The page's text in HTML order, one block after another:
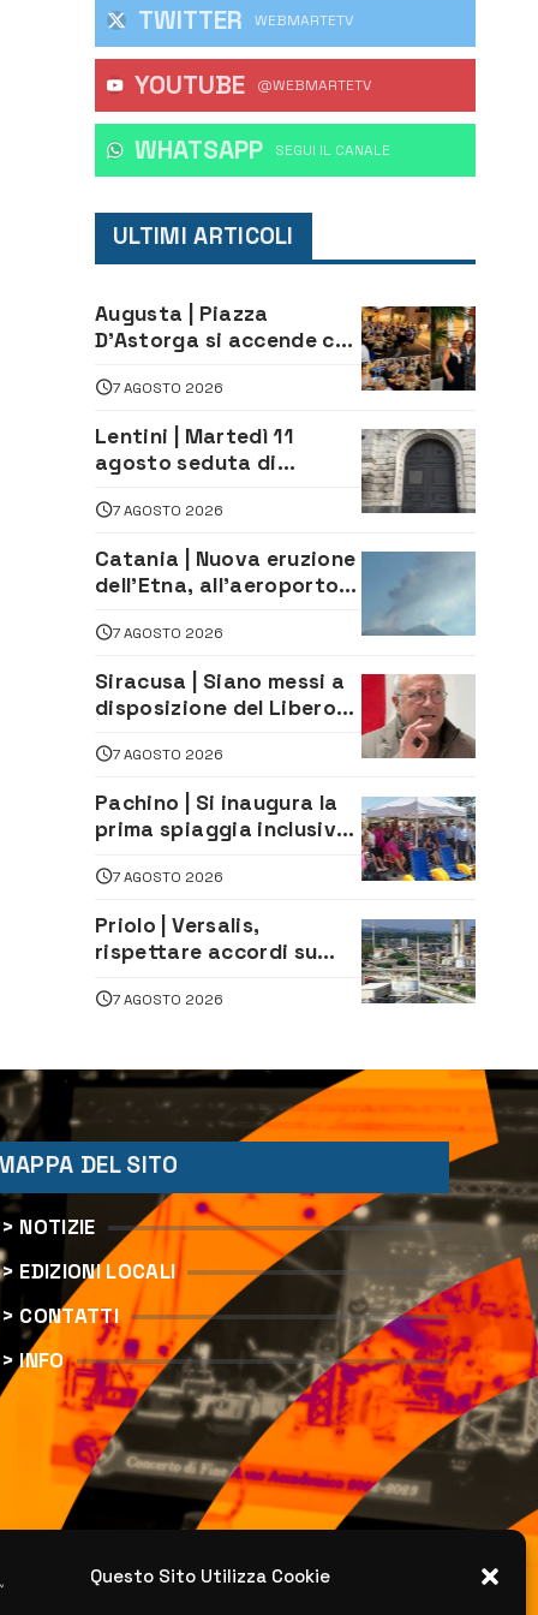
Questo Sito Utilizza Cookie
TWITTER WEBMARTETV
YOUTUBE @WEBMARTETV
WHATSAPP ‎SEGUI IL CANALE
ULTIMI ARTICOLI
Augusta | Piazza
D’Astorga si accende con
Burraco “Sotto le Stelle”
7 AGOSTO 2026
Lentini | Martedì 11
agosto seduta di
7 AGOSTO 2026
Catania | Nuova eruzione
dell’Etna, all’aeroporto
dirottati
7 AGOSTO 2026
Siracusa | Siano messi a
disposizione del Libero
relativi alla
privatizzazione della Sac
7 AGOSTO 2026
Pachino | Si inaugura la
prima spiaggia inclusiva
assistenza e prevenzione
aperte a tutti
7 AGOSTO 2026
Priolo | Versalis,
rispettare accordi su
lavoro. Il sindaco scrive
7 AGOSTO 2026
DEL SITO
> NOTIZIE
> EDIZIONI LOCALI
> CONTATTI
> INFO